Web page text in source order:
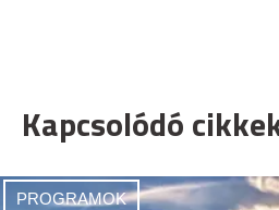
Kapcsolódó
PROGRAMOK